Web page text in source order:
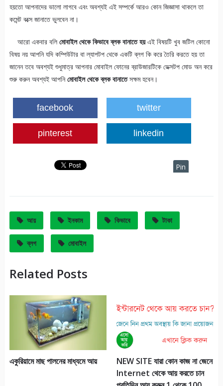
হয়তো আপনাদের ভালো লাগবে এবং অবশ্যই এই সম্পর্কে আরও কোন জিজ্ঞাসা থাকলে তা
কমেন্ট বক্সে জানাতে ভুলবেন না।
আরো একবার বলি মোবাইল থেকে কিভাবে ব্লক বানাতে হয়এই বিষয়টি খুব জটিল কোনো
বিষয় নয় আপনি যদি কম্পিউটার বা ল্যাপটপ থেকে একটি ব্লগ কি করে তৈরি করতে হয় তা
জানেন তবে অবশ্যই শুধুমাত্র আপনার মোবাইল ফোনের ব্রাউজারটিকে ডেক্সটপ মোড অন করে
শুরু করুন অবশ্যই আপনিমোবাইল থেকে ব্লক বানাতেসক্ষম হবেন।
facebook twitter
pinterest linkedin
Pin
আয় ইনকাম কিভাবে টাকা
ব্লগ মোবাইল
Related Posts
একুরিয়ামে মাছ পালনের মাধ্যমে আয়
NEW SITE যারা কোন কাজ না জেনে
Internet থেকে আয় করতে চান